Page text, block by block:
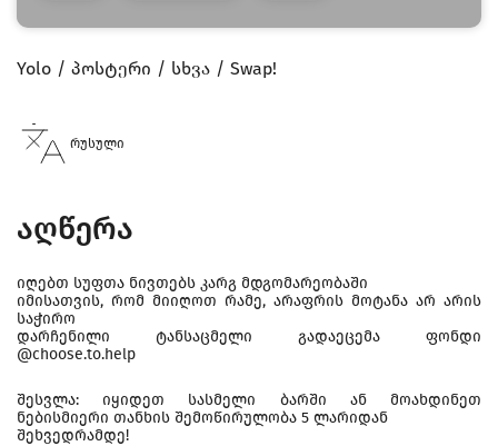
Yolo პოსტერი სხვა Swap!
რუსული
აღწერა
იღებთ სუფთა ნივთებს კარგ მდგომარეობაში
იმისათვის, რომ მიიღოთ რამე, არაფრის მოტანა არ არის
საჭირო
დარჩენილი ტანსაცმელი გადაეცემა ფონდი
@choose.to.help
შესვლა: იყიდეთ სასმელი ბარში ან მოახდინეთ
ნებისმიერი თანხის შემოწირულობა 5 ლარიდან
შეხვედრამდე!